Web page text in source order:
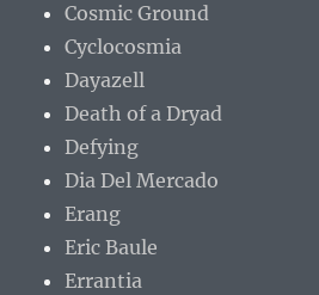
Cosmic Ground
Cyclocosmia
Dayazell
Death of a Dryad
Defying
Dia Del Mercado
Erang
Eric Baule
Errantia